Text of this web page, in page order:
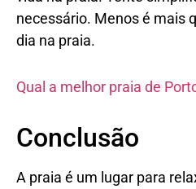
necessário. Menos é mais
dia na praia.
Qual a melhor praia de
Conclusão
A praia é um lugar para